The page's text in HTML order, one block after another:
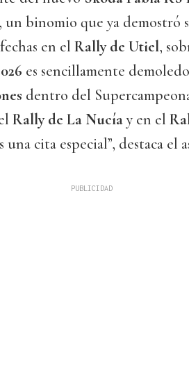
, un binomio que ya demostró
en el Rally de Utiel,
es sencillamente
dentro del
Rally de La Nucíay en el
una cita especial”, destaca el